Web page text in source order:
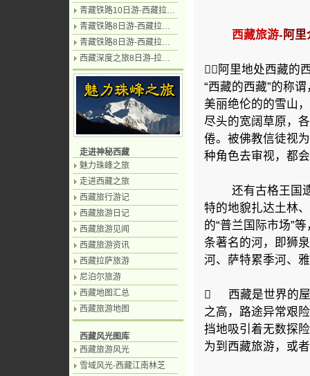
西藏旅游- 阿
阿里地处西藏的
“西藏的西藏”的称
美丽绝伦的的雪山
尽头的宽阔草原，
倦。被佛教信徒视
种角色去审视，都
还有古格王国遗
特的地貌扎达土林
的“普兰国际市场”
条著名的河，即狮
河、萨特累季河、
 西藏是世界的屋
之高，路途异常艰
挡地吸引着无数探
为到西藏旅游，或
青藏铁路10日游-西藏拉萨.林芝.羊湖.日喀则.纳木措
青藏铁路8日游-西藏拉萨.林芝.纳木错
青藏铁路8日游-西藏拉萨.日喀则.羊湖.纳木错
西藏深度之旅8日游-拉萨日喀则.林芝.藏北草原深度8日游
走进神秘西藏
魅力珠峰之旅
走进西藏之旅
西藏旅行游记
西藏旅游日记
西藏旅游见闻
西藏旅游资讯
西藏拉萨旅游
尼泊尔旅游
西藏地图汇总
西藏旅游地图
西藏风光图库
西藏旅游风光
雪域风光-西藏江南林芝